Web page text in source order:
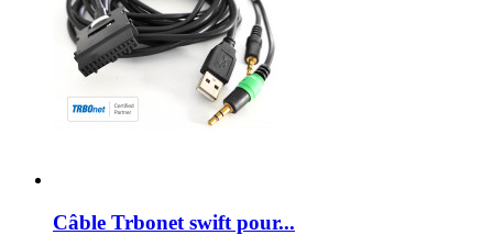
Câble Trbonet swift pour...